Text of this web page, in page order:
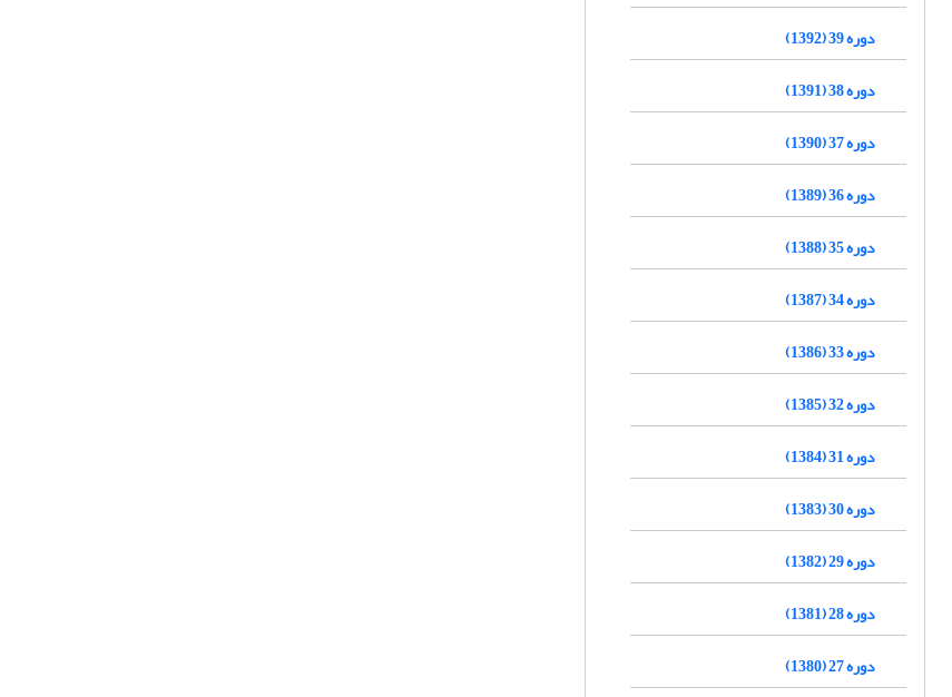
دوره 39 (1392)
دوره 38 (1391)
دوره 37 (1390)
دوره 36 (1389)
دوره 35 (1388)
دوره 34 (1387)
دوره 33 (1386)
دوره 32 (1385)
دوره 31 (1384)
دوره 30 (1383)
دوره 29 (1382)
دوره 28 (1381)
دوره 27 (1380)